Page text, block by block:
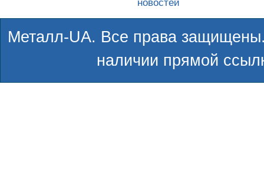
Металл-UA. Все права
наличии прямой